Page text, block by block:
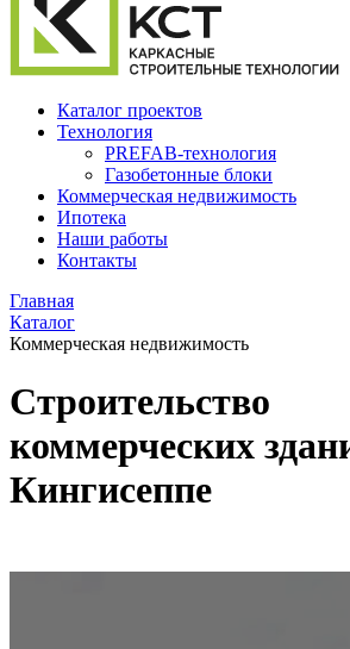
Каталог проектов
Технология
PREFAB-технология
Газобетонные блоки
Коммерческая недвижимость
Ипотека
Наши работы
Контакты
Главная
Каталог
Коммерческая недвижимость
Строительство
коммерческих
Кингисеппе